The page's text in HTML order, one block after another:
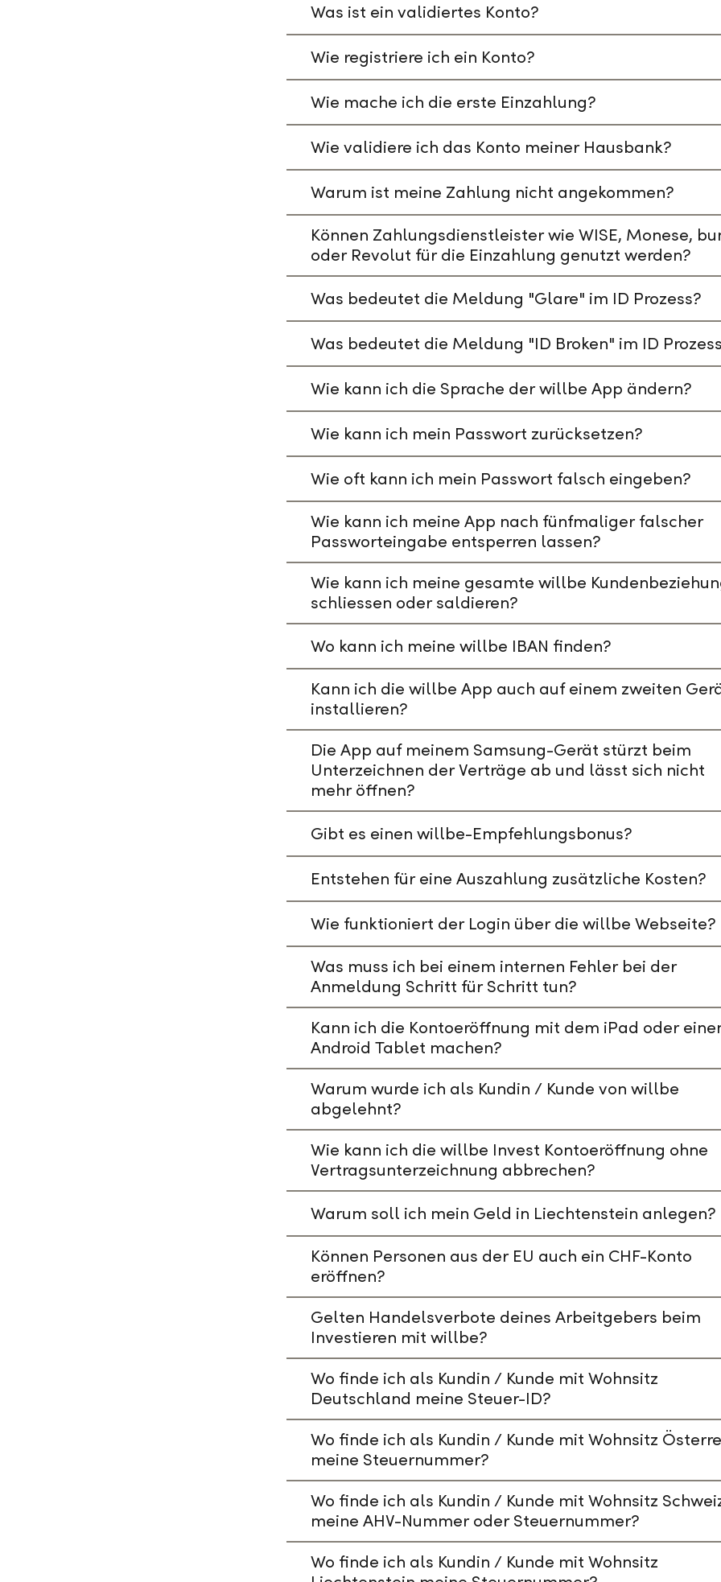
Was ist ein validiertes Konto?
Wie registriere ich ein Konto?
Wie mache ich die erste Einzahlung?
Wie validiere ich das Konto meiner Hausbank?
Warum ist meine Zahlung nicht angekommen?
Können Zahlungsdienstleister wie WISE, Monese,
oder Revolut für die Einzahlung genutzt werden?
Was bedeutet die Meldung "Glare" im ID Prozess?
Was bedeutet die Meldung "ID Broken" im ID
Wie kann ich die Sprache der willbe App ändern?
Wie kann ich mein Passwort zurücksetzen?
Wie oft kann ich mein Passwort falsch eingeben?
Wie kann ich meine App nach fünfmaliger falscher
Passworteingabe entsperren lassen?
Wie kann ich meine gesamte willbe
schliessen oder saldieren?
Wo kann ich meine willbe IBAN finden?
Kann ich die willbe App auch auf einem zweiten
installieren?
Die App auf meinem Samsung-Gerät stürzt beim
Unterzeichnen der Verträge ab und lässt sich nicht
mehr öffnen?
Gibt es einen willbe-Empfehlungsbonus?
Entstehen für eine Auszahlung zusätzliche Kosten?
Wie funktioniert der Login über die willbe Webseite?
Was muss ich bei einem internen Fehler bei der
Anmeldung Schritt für Schritt tun?
Kann ich die Kontoeröffnung mit dem iPad oder
Android Tablet machen?
Warum wurde ich als Kundin / Kunde von willbe
abgelehnt?
Wie kann ich die willbe Invest Kontoeröffnung ohne
Vertragsunterzeichnung abbrechen?
Warum soll ich mein Geld in Liechtenstein anlegen?
Können Personen aus der EU auch ein CHF-Konto
eröffnen?
Gelten Handelsverbote deines Arbeitgebers beim
Investieren mit willbe?
Wo finde ich als Kundin / Kunde mit Wohnsitz
Deutschland meine Steuer-ID?
Wo finde ich als Kundin / Kunde mit Wohnsitz
meine Steuernummer?
Wo finde ich als Kundin / Kunde mit Wohnsitz
meine AHV-Nummer oder Steuernummer?
Wo finde ich als Kundin / Kunde mit Wohnsitz